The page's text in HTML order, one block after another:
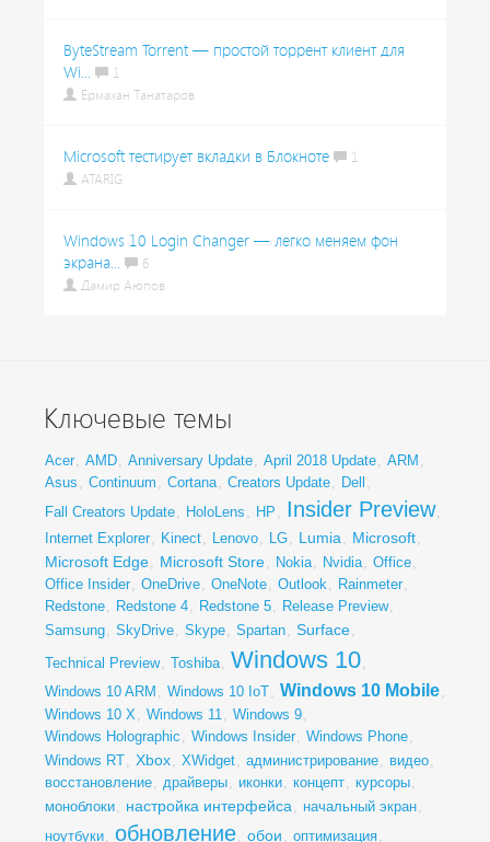
ByteStream Torrent — простой торрент клиент для
Wi...
1
Ермахан Танатаров
Microsoft тестирует вкладки в Блокноте
1
ATARIG
Windows 10 Login Changer — легко меняем фон
экрана...
6
Дамир Аюпов
Ключевые темы
Acer, AMD, Anniversary Update, April 2018 Update, ARM ,
Asus , Continuum , Cortana, Creators Update, Dell ,
Fall Creators Update, HoloLens , HP , Insider Preview,
Internet Explorer, Kinect, Lenovo, LG, Lumia , Microsoft,
Microsoft Edge, Microsoft Store, Nokia, Nvidia, Office,
Office Insider, OneDrive, OneNote, Outlook, Rainmeter,
Redstone, Redstone 4, Redstone 5, Release Preview,
Samsung, SkyDrive, Skype, Spartan, Surface,
Technical Preview, Toshiba, Windows 10,
Windows 10 ARM , Windows 10 IoT, Windows 10 Mobile,
Windows 10 X, Windows 11, Windows 9,
Windows Holographic , Windows Insider, Windows Phone,
Windows RT, Xbox, XWidget, администрирование, видео,
восстановление, драйверы, иконки, концепт, курсоры,
моноблоки, настройка интерфейса , начальный экран,
ноутбуки, обновление, обои , оптимизация,